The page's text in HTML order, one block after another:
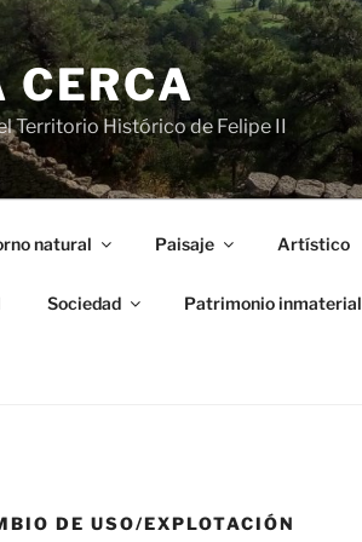
CERCA
Territorio Histórico de Felipe II
natural Paisaje Artístico
Sociedad Patrimonio inmaterial
DE USO/EXPLOTACIÓN